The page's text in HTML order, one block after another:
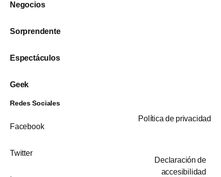
Negocios
Sorprendente
Espectáculos
Geek
Redes Sociales
Facebook
Twitter
Política de privacidad
Declaración de
accesibilidad